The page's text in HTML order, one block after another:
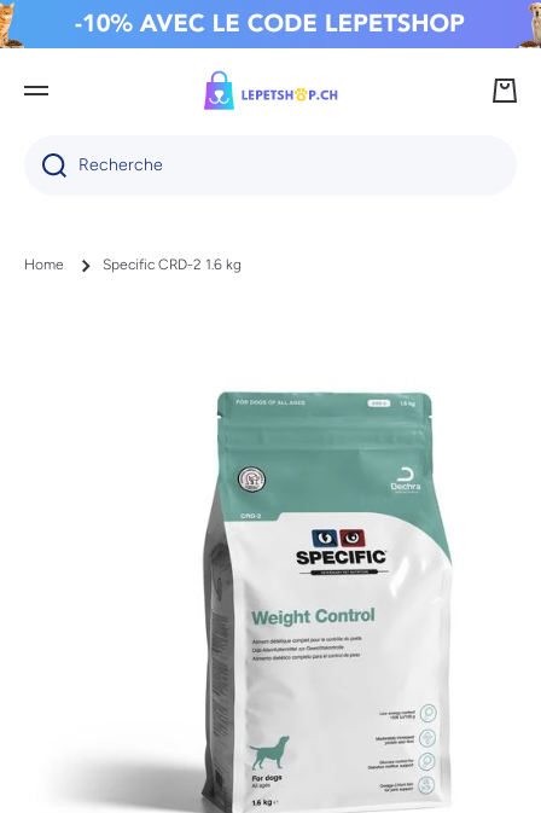
IGNORER ET PASSER AU CONTENU
Recherche
Home Specific CRD-2 1.6 kg